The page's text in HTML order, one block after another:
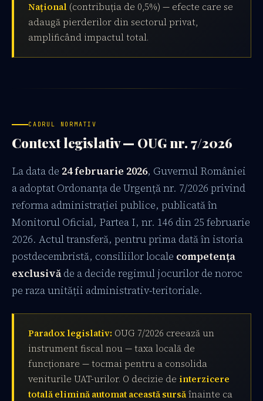
Național (contribuția de 0,5%) — efecte care se
adaugă pierderilor din sectorul privat,
amplificând impactul total.
CADRUL NORMATIV
Context legislativ — OUG nr. 7/2026
La data de 24 februarie 2026, Guvernul României
a adoptat Ordonanța de Urgență nr. 7/2026 privind
reforma administrației publice, publicată în
Monitorul Oficial, Partea I, nr. 146 din 25 februarie
2026. Actul transferă, pentru prima dată în istoria
postdecembristă, consiliilor locale competența
exclusivăde a decide regimul jocurilor de noroc
pe raza unității administrativ-teritoriale.
Paradox legislativ: OUG 7/2026 creează un
instrument fiscal nou — taxa locală de
funcționare — tocmai pentru a consolida
veniturile UAT-urilor. O decizie de interzicere
totală elimină automat această sursăînainte ca